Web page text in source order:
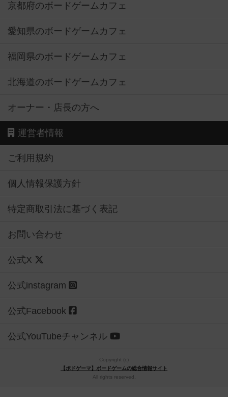
京都府のボードゲームカフェ
愛知県のボードゲームカフェ
福岡県のボードゲームカフェ
北海道のボードゲームカフェ
オーナー・店長の方へ
運営者情報
ご利用規約
個人情報保護方針
特定商取引法に基づく表記
お問い合わせ
公式X
公式instagram
公式Facebook
公式YouTubeチャンネル
Copyright (c)
【ボドゲーマ】ボードゲームの総合情報サイト
All rights reserved.